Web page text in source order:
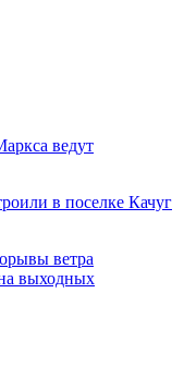
ведут
в поселке Качуг
ветра
выходных